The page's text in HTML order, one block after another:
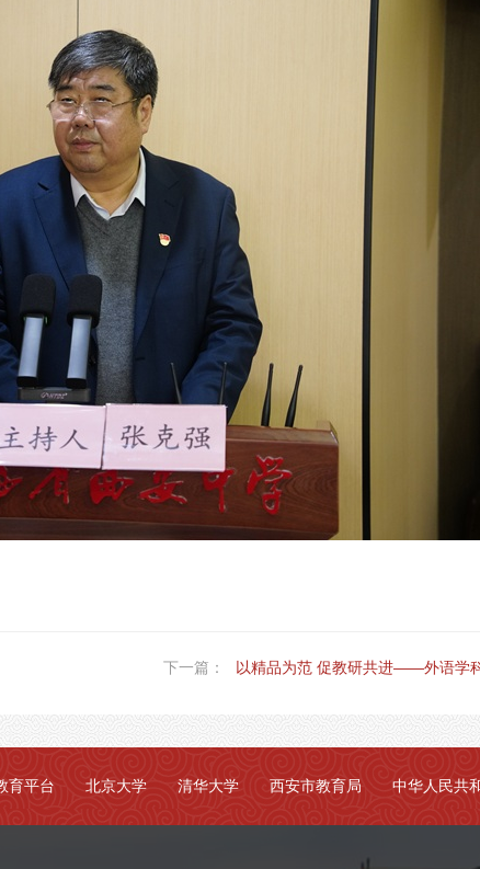
下一篇： 以精品为范 促教研共进——外语学科组
育平台 北京大学 清华大学 西安市教育局 中华人民共